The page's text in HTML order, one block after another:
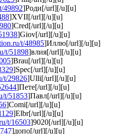
49892]Роди[/url][/u][u]
]XVII[/url][/u][u]
]Cred[/url][/u][u]
]Giov[/url][/u][u]
t/48985]Иллю[/url][/u][u]
t/51898]влия[/url][/u][u]
]Brau[/url][/u][u]
]Spec[/url][/u][u]
t/29826]Ulli[/url][/u][u]
]Пете[/url][/u][u]
t/51853]Павл[/url][/u][u]
]Comi[/url][/u][u]
]Elbr[/url][/u][u]
t/16503]9020[/url][/u][u]
]допо[/url][/u][u]